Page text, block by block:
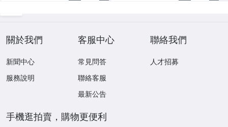
關於我們
新聞中心
服務說明
客服中心
常見問答
聯絡客服
最新公告
聯絡我們
人才招募
手機逛拍賣，購物更便利